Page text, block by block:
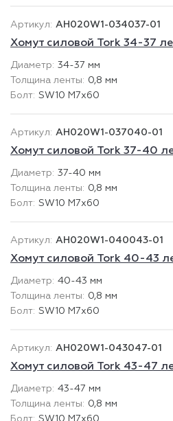
AH020W1-034037-01
Хомут силовой Tork 34-37
34-37 мм
0,8 мм
SW10 М7х60
AH020W1-037040-01
Хомут силовой Tork 37-40
37-40 мм
0,8 мм
SW10 М7х60
AH020W1-040043-01
Хомут силовой Tork 40-43
40-43 мм
0,8 мм
SW10 М7х60
AH020W1-043047-01
Хомут силовой Tork 43-47
43-47 мм
0,8 мм
SW10 М7х60